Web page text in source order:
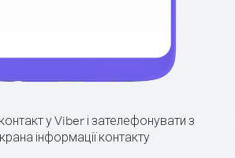
у Viber і зателефонувати з
інформації контакту